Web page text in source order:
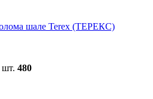
шале Terex (ТЕРЕКС)
шт. 480